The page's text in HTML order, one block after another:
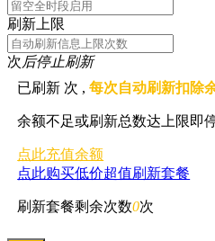
刷新上限
次后停止刷新
已刷新 次 ,每次自动刷新扣除
余额不足或刷新总数达上限即
点此充值余额
点此购买低价超值刷新套餐
刷新套餐剩余次数0次